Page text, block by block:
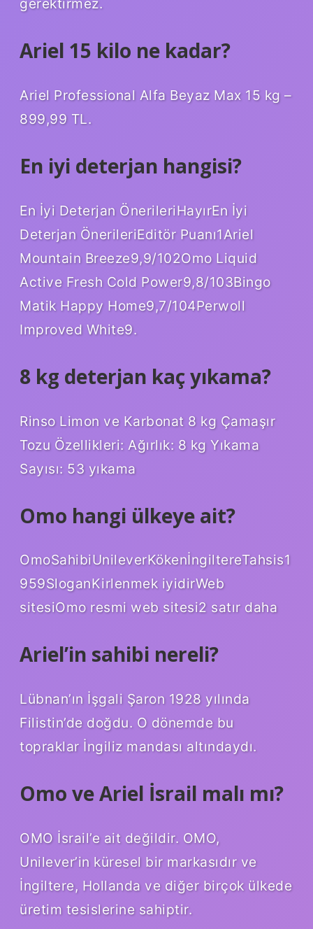
gerektirmez.
Ariel 15 kilo ne kadar?
Ariel Professional Alfa Beyaz Max 15 kg –
899,99 TL.
En iyi deterjan hangisi?
En İyi Deterjan ÖnerileriHayırEn İyi
Deterjan ÖnerileriEditör Puanı1Ariel
Mountain Breeze9,9/102Omo Liquid
Active Fresh Cold Power9,8/103Bingo
Matik Happy Home9,7/104Perwoll
Improved White9.
8 kg deterjan kaç yıkama?
Rinso Limon ve Karbonat 8 kg Çamaşır
Tozu Özellikleri: Ağırlık: 8 kg Yıkama
Sayısı: 53 yıkama
Omo hangi ülkeye ait?
OmoSahibiUnileverKökenİngiltereTahsis1
959SloganKirlenmek iyidirWeb
sitesiOmo resmi web sitesi2 satır daha
Ariel’in sahibi nereli?
Lübnan’ın İşgali Şaron 1928 yılında
Filistin’de doğdu. O dönemde bu
topraklar İngiliz mandası altındaydı.
Omo ve Ariel İsrail malı mı?
OMO İsrail’e ait değildir. OMO,
Unilever’in küresel bir markasıdır ve
İngiltere, Hollanda ve diğer birçok ülkede
üretim tesislerine sahiptir.